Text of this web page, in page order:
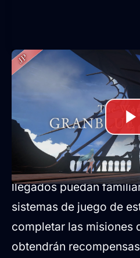
Contenido y
incluidos en la
La demo ha sido
los jugadores
llegados puedan
sistemas de juego de
completar las misiones
obtendrán